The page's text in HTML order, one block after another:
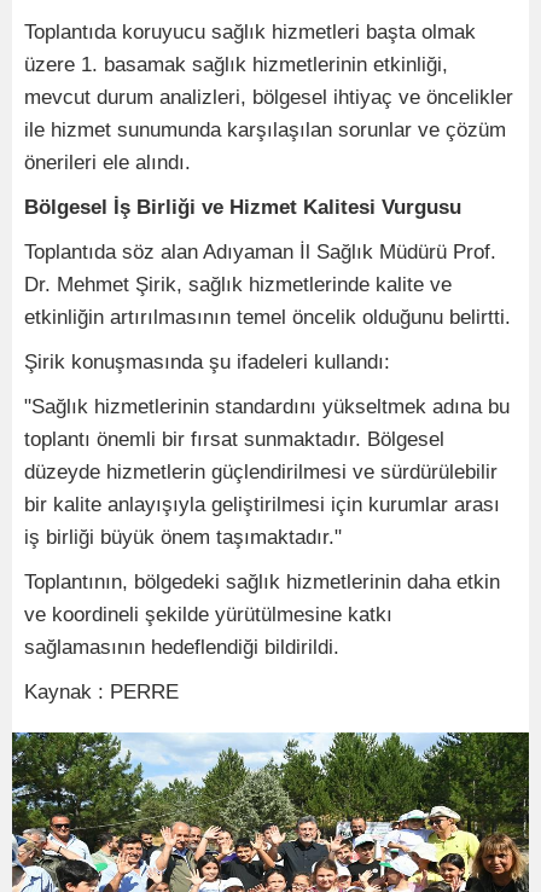
Toplantıda koruyucu sağlık hizmetleri başta olmak
üzere 1. basamak sağlık hizmetlerinin etkinliği,
mevcut durum analizleri, bölgesel ihtiyaç ve öncelikler
ile hizmet sunumunda karşılaşılan sorunlar ve çözüm
önerileri ele alındı.
Bölgesel İş Birliği ve Hizmet Kalitesi Vurgusu
Toplantıda söz alan Adıyaman İl Sağlık Müdürü Prof.
Dr. Mehmet Şirik, sağlık hizmetlerinde kalite ve
etkinliğin artırılmasının temel öncelik olduğunu belirtti.
Şirik konuşmasında şu ifadeleri kullandı:
"Sağlık hizmetlerinin standardını yükseltmek adına bu
toplantı önemli bir fırsat sunmaktadır. Bölgesel
düzeyde hizmetlerin güçlendirilmesi ve sürdürülebilir
bir kalite anlayışıyla geliştirilmesi için kurumlar arası
iş birliği büyük önem taşımaktadır."
Toplantının, bölgedeki sağlık hizmetlerinin daha etkin
ve koordineli şekilde yürütülmesine katkı
sağlamasının hedeflendiği bildirildi.
Kaynak : PERRE